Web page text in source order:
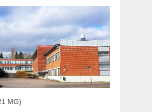
MG)